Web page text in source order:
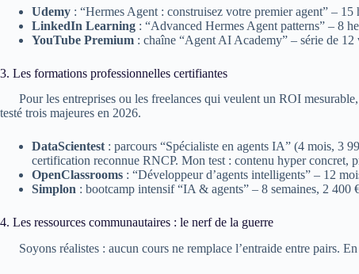
Udemy : “Hermes Agent : construisez votre premier agent” –
LinkedIn Learning : “Advanced Hermes Agent patterns” – 8
YouTube Premium : chaîne “Agent AI Academy” – série de
3. Les formations professionnelles certifiantes
Pour les entreprises ou les freelances qui veulent un ROI
testé trois majeures en 2026.
DataScientest : parcours “Spécialiste en agents IA” (4 mois, 3
certification reconnue RNCP. Mon test : contenu hyper concret,
OpenClassrooms : “Développeur d’agents intelligents” – 12
Simplon : bootcamp intensif “IA & agents” – 8 semaines, 2 400
4. Les ressources communautaires : le nerf de la guerre
Soyons réalistes : aucun cours ne remplace l’entraide entre pairs.